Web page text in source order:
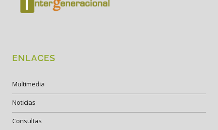
ENLACES
Multimedia
Noticias
Consultas